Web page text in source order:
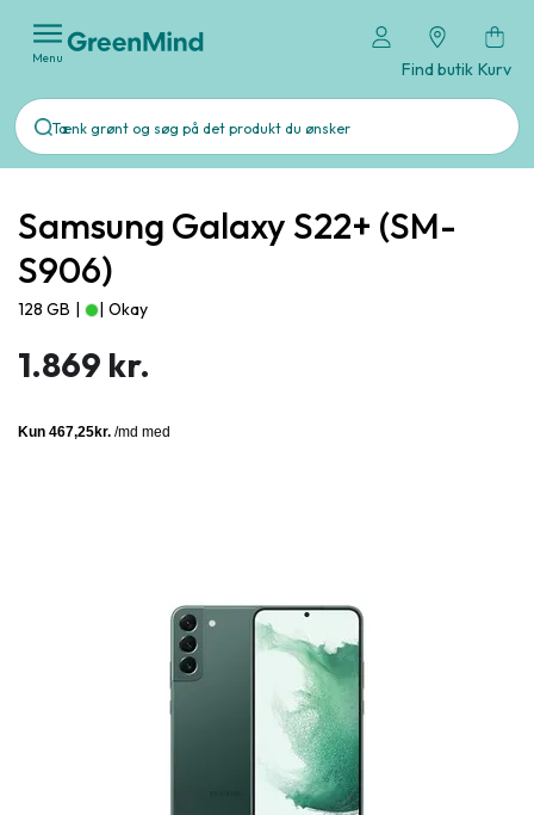
Menu
Find butik Kurv
Samsung Galaxy S22+ (SM-
S906)
128 GB | | Okay
1.869 kr.